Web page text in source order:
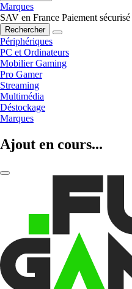
Marques
SAV en France Paiement sécurisé
Rechercher
Périphériques
PC et Ordinateurs
Mobilier Gaming
Pro Gamer
Streaming
Multimédia
Déstockage
Marques
Ajout en cours...